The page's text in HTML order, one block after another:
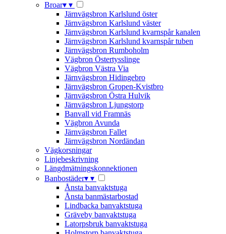
Broar▾ ▾
Järnvägsbron Karlslund öster
Järnvägsbron Karlslund väster
Järnvägsbron Karlslund kvarnspår kanalen
Järnvägsbron Karlslund kvarnspår tuben
Järnvägsbron Rumboholm
Vägbron Östertysslinge
Vägbron Västra Via
Järnvägsbron Hidingebro
Järnvägsbron Gropen-Kvistbro
Järnvägsbron Östra Hulvik
Järnvägsbron Ljungstorp
Banvall vid Framnäs
Vägbron Avunda
Järnvägsbron Fallet
Järnvägsbron Nordändan
Vägkorsningar
Linjebeskrivning
Längdmätningskonnektionen
Banbostäder▾ ▾
Ånsta banvaktstuga
Ånsta banmästarbostad
Lindbacka banvaktstuga
Gräveby banvaktstuga
Latorpsbruk banvaktstuga